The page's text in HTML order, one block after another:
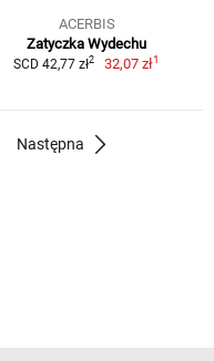
ACERBIS
Zatyczka Wydechu
SCD 42,77 zł2 32,07 zł1
Następna